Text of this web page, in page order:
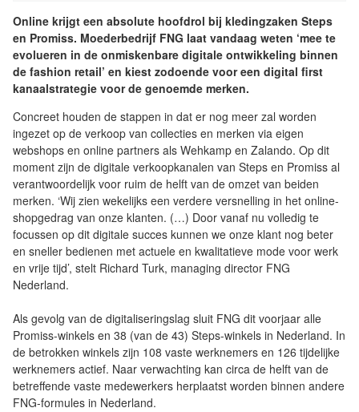
Online krijgt een absolute hoofdrol bij kledingzaken Steps
en Promiss. Moederbedrijf FNG laat vandaag weten ‘mee te
evolueren in de onmiskenbare digitale ontwikkeling binnen
de fashion retail’ en kiest zodoende voor een digital first
kanaalstrategie voor de genoemde merken.
Concreet houden de stappen in dat er nog meer zal worden
ingezet op de verkoop van collecties en merken via eigen
webshops en online partners als Wehkamp en Zalando. Op dit
moment zijn de digitale verkoopkanalen van Steps en Promiss al
verantwoordelijk voor ruim de helft van de omzet van beiden
merken. ‘Wij zien wekelijks een verdere versnelling in het online-
shopgedrag van onze klanten. (…) Door vanaf nu volledig te
focussen op dit digitale succes kunnen we onze klant nog beter
en sneller bedienen met actuele en kwalitatieve mode voor werk
en vrije tijd’, stelt Richard Turk, managing director FNG
Nederland.
Als gevolg van de digitaliseringslag sluit FNG dit voorjaar alle
Promiss-winkels en 38 (van de 43) Steps-winkels in Nederland. In
de betrokken winkels zijn 108 vaste werknemers en 126 tijdelijke
werknemers actief. Naar verwachting kan circa de helft van de
betreffende vaste medewerkers herplaatst worden binnen andere
FNG-formules in Nederland.